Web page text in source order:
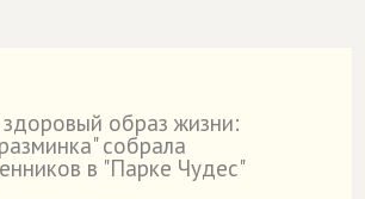
образ жизни:
собрала
в "Парке Чудес"